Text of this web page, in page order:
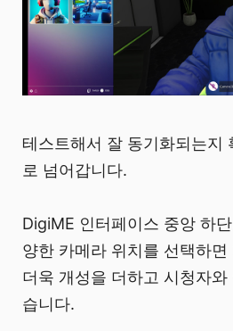
테스트해서 잘 동기화되는지
로 넘어갑니다.
DigiME 인터페이스 중앙 하
양한 카메라 위치를 선택하
더욱 개성을 더하고 시청자
습니다.